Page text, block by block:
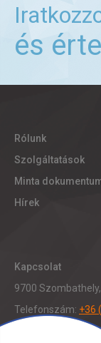
és
Rólunk
Szolgáltatások
Minta
Hírek
Kapcsolat
9700 Szombathely,
Telefonszám: +36
Fax: +36 (94) 321-